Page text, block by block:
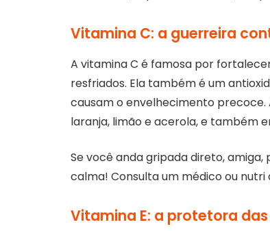
Vitamina C: a guerreira
A vitamina C é famosa por
resfriados. Ela também é um
causam o envelhecimento
laranja, limão e acerola, e também
Se você anda gripada direto,
calma! Consulta um médico ou
Vitamina E: a protetora